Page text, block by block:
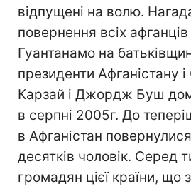
відпущені на волю.
повернення всіх афганців
Гуантанамо на
президенти Афганістану
Карзай і Джордж Буш
в серпні 2005г. До
в Афганістан
десятків чоловік. Серед
громадян цієї країни, що